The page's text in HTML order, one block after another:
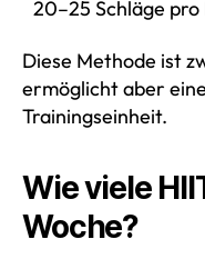
20–25 Schläge
Diese Methode ist
ermöglicht aber
Trainingseinheit.
Wie viele
Woche?